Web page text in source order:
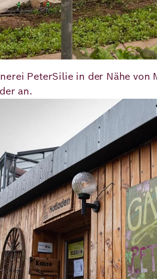
PeterSilie in der Nähe von
an.